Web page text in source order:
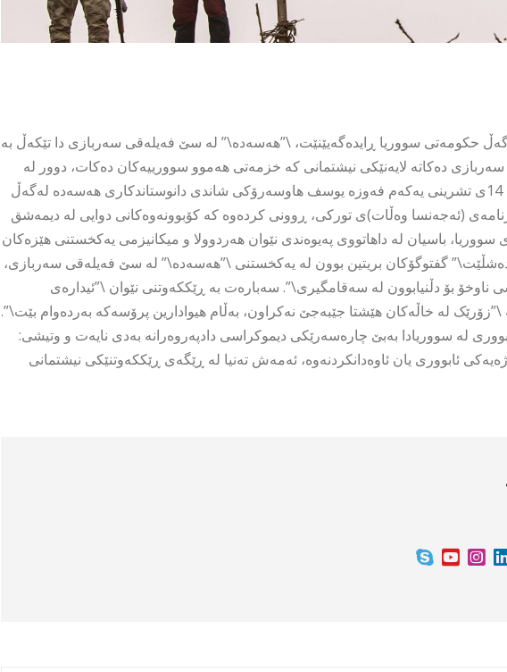
حکومەتی سووریا ڕایدەگەیێنێت، \”هەسەدە\” لە سێ فەیلەقی سەربازی دا تێکەڵ بە
دەکاتە لایەنێکی نیشتمانی کە خزمەتی هەموو سوورییەکان دەکات، دوور لە
دابەشبوونە تائیفی و نەتەوەییەکان\”. سێشەممە 14ی تشرینی یەکەم فەوزە یوسف هاوسەرۆکی شاندی دانوستاندکاری هەسەدە لەگەڵ
(ئەجەنسا وەڵات)ی تورکی، ڕوونی کردەوە کە کۆبوونەوەکانی دوایی لە دیمەشق
باسیان لە داهاتووی پەیوەندی نێوان هەردوولا و میکانیزمی یەکخستنی هێزەکان
گفتوگۆکان بریتین بوون لە یەکخستنی \”هەسەدە\” لە سێ فەیلەقی سەربازی،
ناوخۆ بۆ دڵنیابوون لە سەقامگیری\”. سەبارەت بە ڕێککەوتنی نێوان \”ئیدارەی
لە خاڵەکان هێشتا جێبەجێ نەکراون، بەڵام هیوادارین پرۆسەکە بەردەوام بێت\”.
لە سووریادا بەبێ چارەسەرێکی دیموکراسی دادپەروەرانە بەدی نایەت و وتیشی:
ئابووری یان ئاوەدانکردنەوە، ئەمەش تەنیا لە ڕێگەی ڕێککەوتنێکی نیشتمانی